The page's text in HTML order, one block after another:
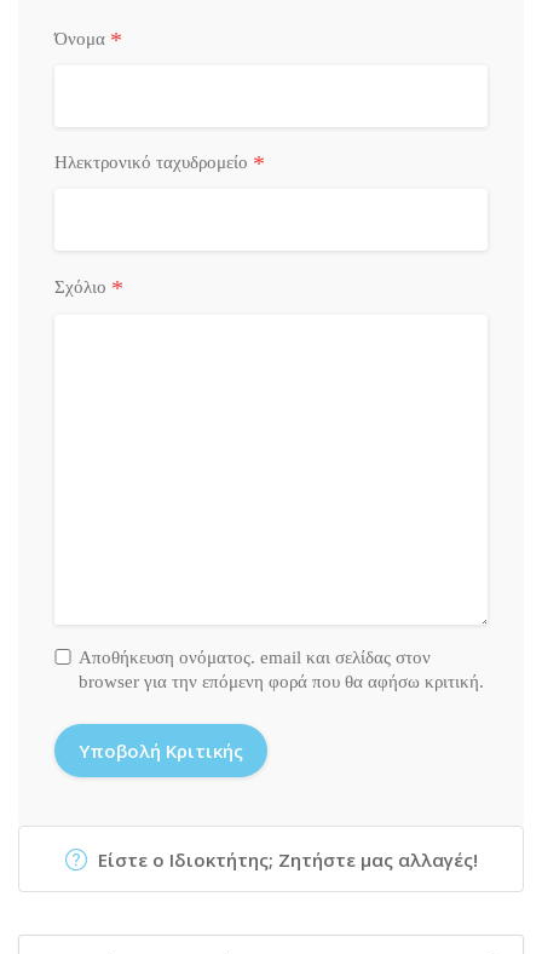
Όνομα *
Ηλεκτρονικό ταχυδρομείο *
Σχόλιο *
Αποθήκευση ονόματος. email και σελίδας στον
browser για την επόμενη φορά που θα αφήσω κριτική.
Είστε ο Ιδιοκτήτης; Ζητήστε μας αλλαγές!